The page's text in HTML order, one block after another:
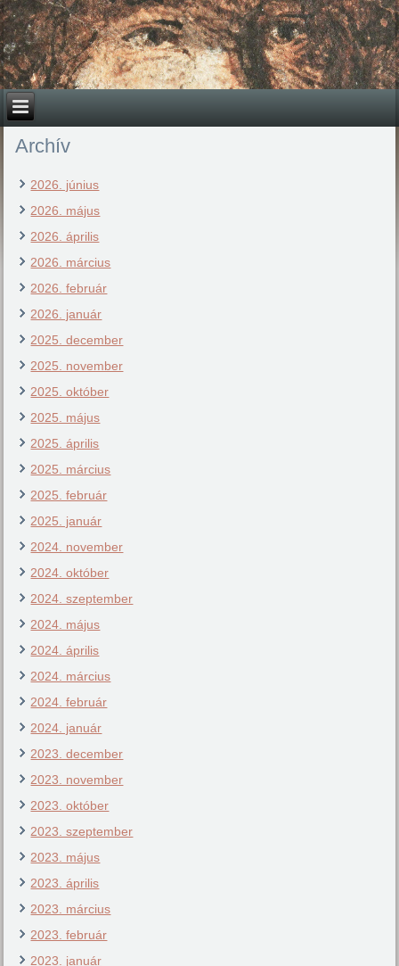
Archív
2026. június
2026. május
2026. április
2026. március
2026. február
2026. január
2025. december
2025. november
2025. október
2025. május
2025. április
2025. március
2025. február
2025. január
2024. november
2024. október
2024. szeptember
2024. május
2024. április
2024. március
2024. február
2024. január
2023. december
2023. november
2023. október
2023. szeptember
2023. május
2023. április
2023. március
2023. február
2023. január